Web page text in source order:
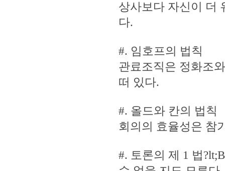
상사보다 자신이 더
다.
#. 임호프의 법칙
관료조직은 정화조
떠 있다.
#. 올드와 칸의 법칙
회의의 효율성은 참
#. 토론의 제 1 법